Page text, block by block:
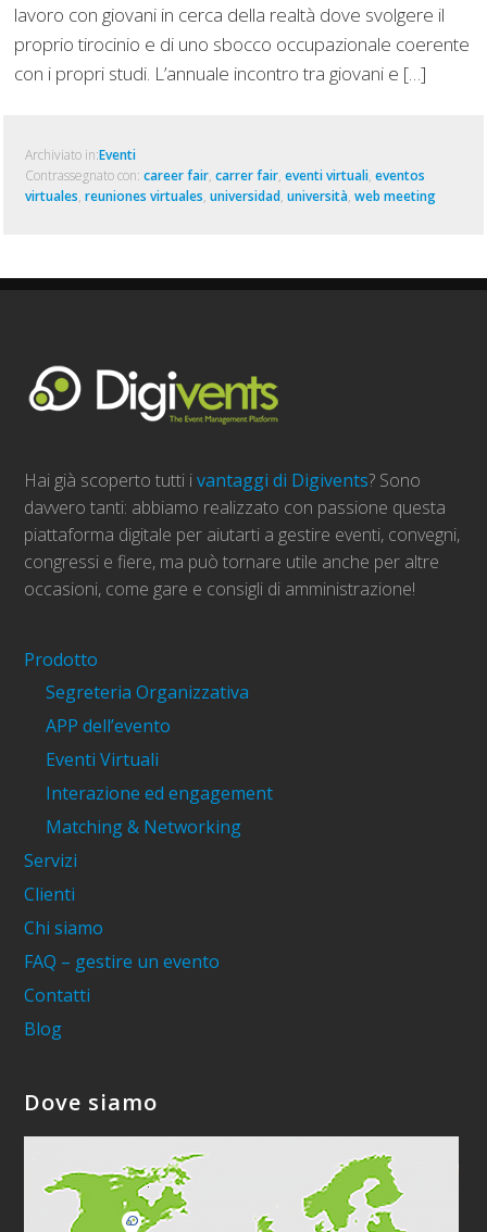
lavoro con giovani in cerca della realtà dove svolgere il
proprio tirocinio e di uno sbocco occupazionale coerente
con i propri studi. L’annuale incontro tra giovani e […]
Archiviato in:Eventi
Contrassegnato con: career fair, carrer fair, eventi virtuali, eventos
virtuales, reuniones virtuales, universidad, università, web meeting
Hai già scoperto tutti ivantaggi di Digivents? Sono
davvero tanti: abbiamo realizzato con passione questa
piattaforma digitale per aiutarti a gestire eventi, convegni,
congressi e fiere, ma può tornare utile anche per altre
occasioni, come gare e consigli di amministrazione!
Prodotto
Segreteria Organizzativa
APP dell’evento
Eventi Virtuali
Interazione ed engagement
Matching & Networking
Servizi
Clienti
Chi siamo
FAQ – gestire un evento
Contatti
Blog
Dove siamo